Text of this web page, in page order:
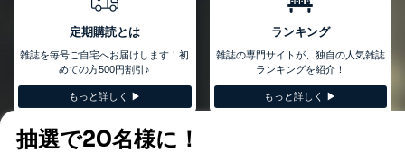
定期購読とは
雑誌を毎号ご自宅へお届けします！初
めての方500円割引♪
もっと詳しく ▶︎
ランキング
雑誌の専門サイトが、独自の人気雑誌
ランキングを紹介！
もっと詳しく ▶︎